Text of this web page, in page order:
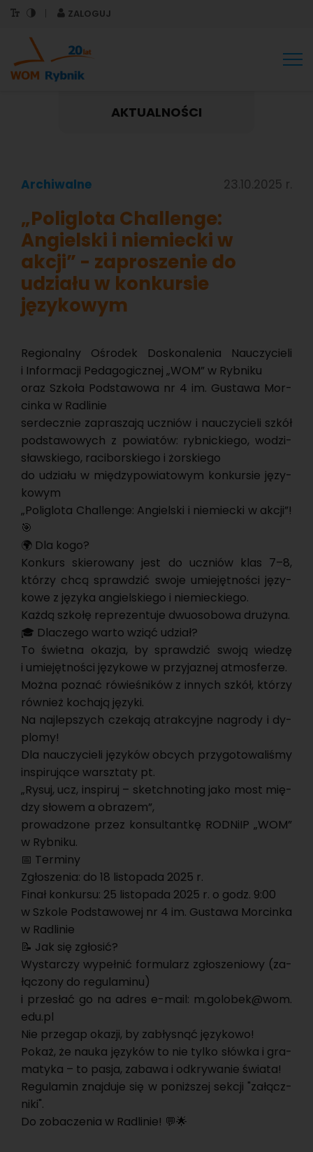
ZALOGUJ
AKTUALNOŚCI
Archiwalne 23.10.2025 r.
„Poliglota Challenge:
Angielski i niemiecki w
akcji” - zaproszenie do
udziału w konkursie
językowym
Re­gio­nal­ny Ośro­dek Do­sko­na­le­nia Na­uczy­cie­li
i In­for­ma­cji Pe­da­go­gicz­nej „WOM” w Ryb­ni­ku
oraz Szko­ła Pod­sta­wo­wa nr 4 im. Gu­sta­wa Mor­
cin­ka w Ra­dli­nie
ser­decz­nie za­pra­sza­ją uczniów i na­uczy­cie­li szkół
pod­sta­wo­wych z po­wia­tów: ryb­nic­kie­go, wo­dzi­
sław­skie­go, ra­ci­bor­skie­go i żor­skie­go
do udzia­łu w mię­dzy­po­wia­to­wym kon­kur­sie ję­zy­
ko­wym
„Po­li­glo­ta Chal­len­ge: An­giel­ski i nie­miec­ki w akcji”!
🎯
🌍 Dla kogo?
Kon­kurs skie­ro­wa­ny jest do uczniów klas 7–8,
któ­rzy chcą spraw­dzić swoje umie­jęt­no­ści ję­zy­
ko­we z ję­zy­ka an­giel­skie­go i nie­miec­kie­go.
Każdą szko­łę re­pre­zen­tu­je dwu­oso­bo­wa dru­ży­na.
🎓 Dla­cze­go warto wziąć udział?
To świet­na oka­zja, by spraw­dzić swoją wie­dzę
i umie­jęt­no­ści ję­zy­ko­we w przy­ja­znej at­mos­fe­rze.
Można po­znać ró­wie­śni­ków z in­nych szkół, któ­rzy
rów­nież ko­cha­ją ję­zy­ki.
Na naj­lep­szych cze­ka­ją atrak­cyj­ne na­gro­dy i dy­
plo­my!
Dla na­uczy­cie­li ję­zy­ków ob­cych przy­go­to­wa­li­śmy
in­spi­ru­ją­ce warsz­ta­ty pt.
„Rysuj, ucz, in­spi­ruj – sketch­no­ting jako most mię­
dzy sło­wem a ob­ra­zem”,
pro­wa­dzo­ne przez kon­sul­tant­kę ROD­NiIP „WOM”
w Ryb­ni­ku.
📅 Ter­mi­ny
Zgło­sze­nia: do 18 li­sto­pa­da 2025 r.
Finał kon­kur­su: 25 li­sto­pa­da 2025 r. o godz. 9:00
w Szko­le Pod­sta­wo­wej nr 4 im. Gu­sta­wa Mor­cin­ka
w Ra­dli­nie
📝 Jak się zgło­sić?
Wy­star­czy wy­peł­nić for­mu­larz zgło­sze­nio­wy (za­
łą­czo­ny do re­gu­la­mi­nu)
i prze­słać go na adres e-mail: m.​golobek@​wom.​
edu.​pl
Nie prze­gap oka­zji, by za­bły­snąć ję­zy­ko­wo!
Pokaż, że nauka ję­zy­ków to nie tylko słów­ka i gra­
ma­ty­ka – to pasja, za­ba­wa i od­kry­wa­nie świa­ta!
Re­gu­la­min znaj­du­je się w po­niż­szej sek­cji "za­łącz­
ni­ki".
Do zo­ba­cze­nia w Ra­dli­nie! 💬🌟